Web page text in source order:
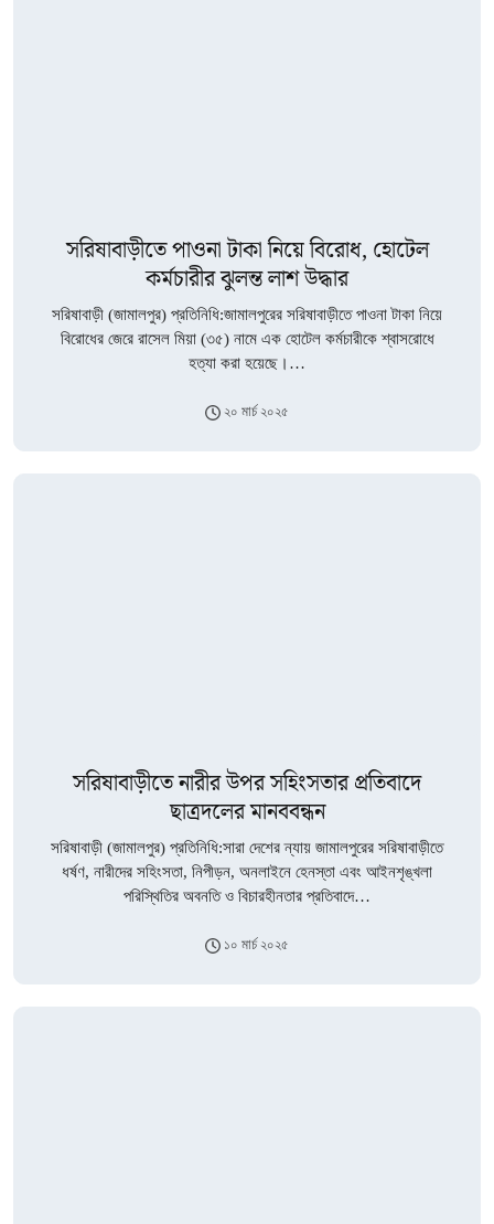
সরিষাবাড়ীতে পাওনা টাকা নিয়ে বিরোধ, হোটেল
কর্মচারীর ঝুলন্ত লাশ উদ্ধার
সরিষাবাড়ী (জামালপুর) প্রতিনিধি:জামালপুরের সরিষাবাড়ীতে পাওনা টাকা নিয়ে
বিরোধের জেরে রাসেল মিয়া (৩৫) নামে এক হোটেল কর্মচারীকে শ্বাসরোধে
হত্যা করা হয়েছে।…
২০ মার্চ ২০২৫
সরিষাবাড়ীতে নারীর উপর সহিংসতার প্রতিবাদে
ছাত্রদলের মানববন্ধন
সরিষাবাড়ী (জামালপুর) প্রতিনিধি:সারা দেশের ন্যায় জামালপুরের সরিষাবাড়ীতে
ধর্ষণ, নারীদের সহিংসতা, নিপীড়ন, অনলাইনে হেনস্তা এবং আইনশৃঙ্খলা
পরিস্থিতির অবনতি ও বিচারহীনতার প্রতিবাদে…
১০ মার্চ ২০২৫